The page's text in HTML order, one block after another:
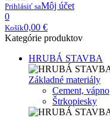
Prihlásiť saMôj účet
0
Košík0,00 €
Kategórie produktov
HRUBÁ STAVBA
Základné materiály
Cement, vápno
Štrkopiesky